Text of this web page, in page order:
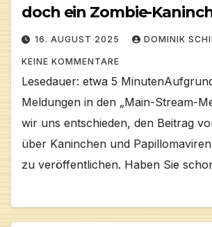
doch ein Zombie-
16. AUGUST 2025 DOMINIK
KEINE KOMMENTARE
Lesedauer: etwa 5
Meldungen in den „Main-Stream-
wir uns entschieden, den Beitrag
über Kaninchen und
zu veröffentlichen. Haben Sie